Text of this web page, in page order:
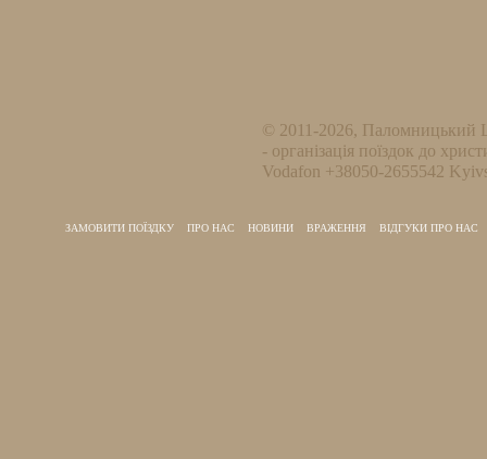
© 2011-2026, Паломницький
- організація поїздок до
Vodafon +38050-2655542
ЗАМОВИТИ ПОЇЗДКУ ПРО НАС НОВИНИ ВРАЖЕННЯ ВІДГУКИ ПРО НАС